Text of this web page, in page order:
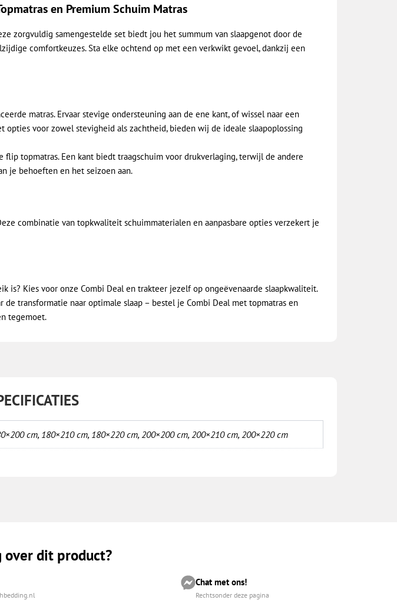
en Premium Schuim Matras
zorgvuldig samengestelde set biedt jou het summum van slaapgenot door de
comfortkeuzes. Sta elke ochtend op met een verkwikt gevoel, dankzij een
matras. Ervaar stevige ondersteuning aan de ene kant, of wissel naar een
voor zowel stevigheid als zachtheid, bieden wij de ideale slaapoplossing
topmatras. Een kant biedt traagschuim voor drukverlaging, terwijl de andere
je behoeften en het seizoen aan.
combinatie van topkwaliteit schuimmaterialen en aanpasbare opties verzekert je
is? Kies voor onze Combi Deal en trakteer jezelf op ongeëvenaarde slaapkwaliteit.
transformatie naar optimale slaap – bestel je Combi Deal met topmatras en
tegemoet.
cm, 180×210 cm, 180×220 cm, 200×200 cm, 200×210 cm, 200×220 cm
over dit product?
Chat met ons!
Rechtsonder deze pagina